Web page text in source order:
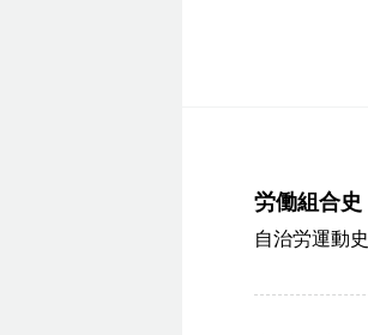
労働組合史
自治労運動史